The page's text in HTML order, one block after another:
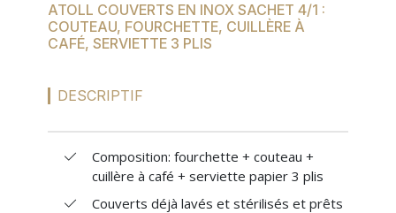
ATOLL COUVERTS EN INOX SACHET 4/1 :
COUTEAU, FOURCHETTE, CUILLÈRE À
CAFÉ, SERVIETTE 3 PLIS
DESCRIPTIF
Composition: fourchette + couteau +
cuillère à café + serviette papier 3 plis
Couverts déjà lavés et stérilisés et prêts